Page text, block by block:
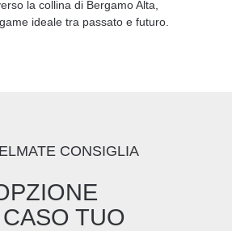
la collina di Bergamo Alta,
ideale tra passato e futuro.
CONSIGLIA
TUO